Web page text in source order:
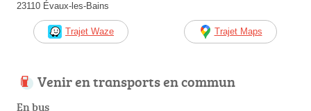
23110 Évaux-les-Bains
Trajet Waze Trajet Maps
Venir en transports en commun
En bus